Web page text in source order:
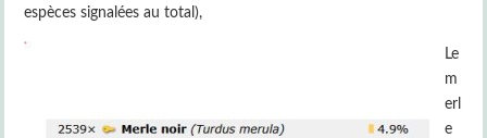
espèces signalées au total),
Le
m
erl
e